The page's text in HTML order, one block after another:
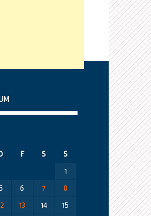
F S
S
1
6 7
8
13 14
15